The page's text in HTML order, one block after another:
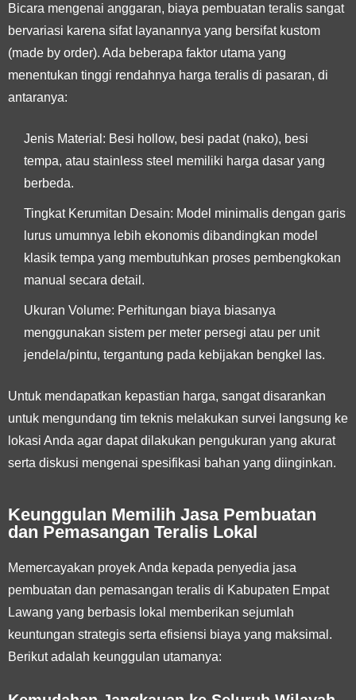
Bicara mengenai anggaran, biaya pembuatan teralis sangat
bervariasi karena sifat layanannya yang bersifat kustom
(made by order). Ada beberapa faktor utama yang
menentukan tinggi rendahnya harga teralis di pasaran, di
antaranya:
Jenis Material: Besi hollow, besi padat (nako), besi
tempa, atau stainless steel memiliki harga dasar yang
berbeda.
Tingkat Kerumitan Desain: Model minimalis dengan garis
lurus umumnya lebih ekonomis dibandingkan model
klasik tempa yang membutuhkan proses pembengkokan
manual secara detail.
Ukuran Volume: Perhitungan biaya biasanya
menggunakan sistem per meter persegi atau per unit
jendela/pintu, tergantung pada kebijakan bengkel las.
Untuk mendapatkan kepastian harga, sangat disarankan
untuk mengundang tim teknis melakukan survei langsung ke
lokasi Anda agar dapat dilakukan pengukuran yang akurat
serta diskusi mengenai spesifikasi bahan yang diinginkan.
Keunggulan Memilih Jasa Pembuatan
dan Pemasangan Teralis Lokal
Memercayakan proyek Anda kepada penyedia jasa
pembuatan dan pemasangan teralis di Kabupaten Empat
Lawang yang berbasis lokal memberikan sejumlah
keuntungan strategis serta efisiensi biaya yang maksimal.
Berikut adalah keunggulan utamanya: